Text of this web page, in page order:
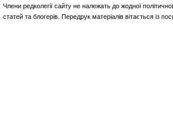
Члени редколегії сайту не належать до жодної
статей та блогерів. Передрук матеріалів вітається із